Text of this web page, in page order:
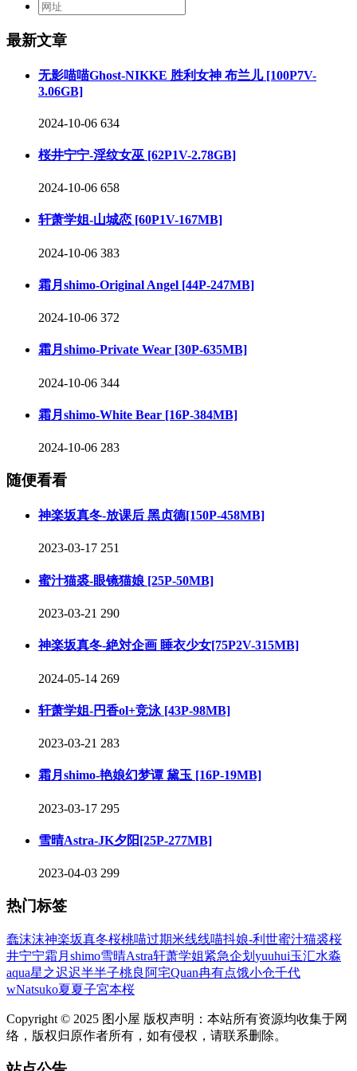
最新文章
无影喵喵Ghost-NIKKE 胜利女神 布兰儿 [100P7V-
3.06GB]
2024-10-06 634
桜井宁宁-淫纹女巫 [62P1V-2.78GB]
2024-10-06 658
轩萧学姐-山城恋 [60P1V-167MB]
2024-10-06 383
霜月shimo-Original Angel [44P-247MB]
2024-10-06 372
霜月shimo-Private Wear [30P-635MB]
2024-10-06 344
霜月shimo-White Bear [16P-384MB]
2024-10-06 283
随便看看
神楽坂真冬-放课后 黑贞德[150P-458MB]
2023-03-17 251
蜜汁猫裘-眼镜猫娘 [25P-50MB]
2023-03-21 290
神楽坂真冬-絶対企画 睡衣少女[75P2V-315MB]
2024-05-14 269
轩萧学姐-円香ol+竞泳 [43P-98MB]
2023-03-21 283
霜月shimo-艳娘幻梦谭 黛玉 [16P-19MB]
2023-03-17 295
雪晴Astra-JK夕阳[25P-277MB]
2023-04-03 299
热门标签
蠢沫沫神楽坂真冬桜桃喵过期米线线喵抖娘-利世蜜汁猫裘桜
井宁宁霜月shimo雪晴Astra轩萧学姐紧急企划 yuuhui玉汇水淼
aqua星之迟迟半半子桃良阿宅Quan冉有点饿小仓千代
wNatsuko夏夏子宮本桜
Copyright © 2025 图小屋 版权声明：本站所有资源均收集于网
络，版权归原作者所有，如有侵权，请联系删除。